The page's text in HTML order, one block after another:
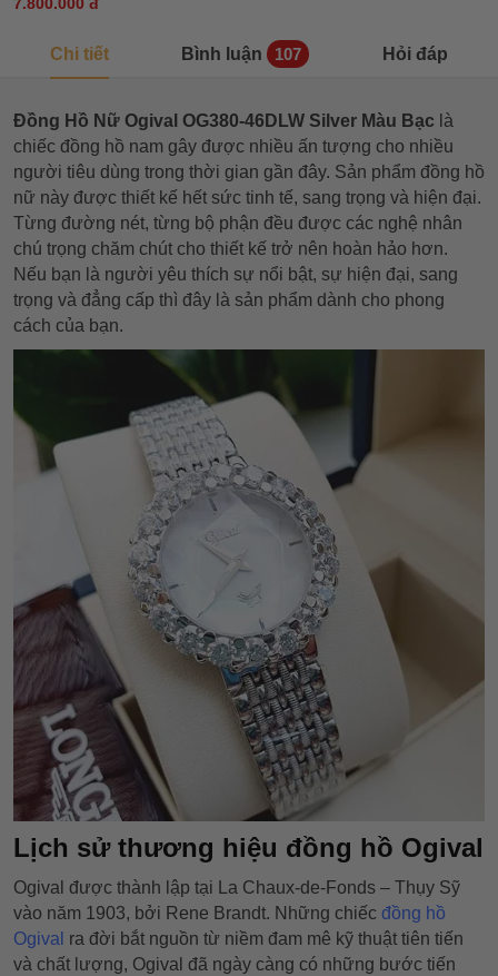
Chi tiết Bình luận 107 Hỏi đáp
Đồng Hồ Nữ Ogival OG380-46DLW Silver Màu Bạc là
chiếc đồng hồ nam gây được nhiều ấn tượng cho nhiều
người tiêu dùng trong thời gian gần đây. Sản phẩm đồng hồ
nữ này được thiết kế hết sức tinh tế, sang trọng và hiện đại.
Từng đường nét, từng bộ phận đều được các nghệ nhân
chú trọng chăm chút cho thiết kế trở nên hoàn hảo hơn.
Nếu bạn là người yêu thích sự nổi bật, sự hiện đại, sang
trọng và đẳng cấp thì đây là sản phẩm dành cho phong
cách của bạn.
Lịch sử thương hiệu đồng hồ Ogival
Ogival được thành lập tại La Chaux-de-Fonds – Thụy Sỹ
vào năm 1903, bởi Rene Brandt. Những chiếc đồng hồ
Ogival ra đời bắt nguồn từ niềm đam mê kỹ thuật tiên tiến
và chất lượng, Ogival đã ngày càng có những bước tiến